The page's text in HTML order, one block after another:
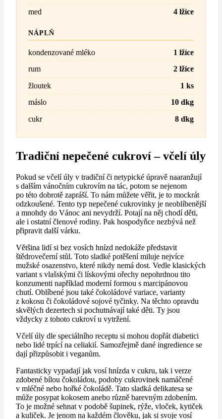
med
4 lžíce
NÁPLŇ
kondenzované mléko
1 lžíce
rum
2 lžíce
žloutek
1 ks
máslo
10 dkg
cukr
8 dkg
Tradiční nepečené cukroví – včelí úly
Pokud se včelí úly v tradiční či netypické úpravě naaranžují
s dalším vánočním cukrovím na tác, potom se nejenom
po této dobrotě zapráší. To nám můžete věřit, je to mockrát
odzkoušené. Tento typ nepečené cukrovinky je neoblíbenější
a mnohdy do Vánoc ani nevydrží. Potají na něj chodí děti,
ale i ostatní členové rodiny. Pak hospodyňce nezbývá než
připravit další várku.
Většina lidí si bez vosích hnízd nedokáže představit
štědrovečerní stůl. Toto sladké potěšení miluje nejvíce
mužské osazenstvo, které nikdy nemá dost. Vedle klasických
variant s vlašskými či lískovými ořechy nepohrdnou tito
konzumenti například moderní formou s marcipánovou
chutí. Oblíbené jsou také čokoládové variace, varianty
z kokosu či čokoládové sojové tyčinky. Na těchto opravdu
skvělých dezertech si pochutnávají také děti. Ty jsou
vždycky z tohoto cukroví u vytržení.
Včelí úly dle speciálního receptu si mohou dopřát diabetici
nebo lidé trpící na celiakií. Samozřejmě dané ingredience se
dají přizpůsobit i veganům.
Fantasticky vypadají jak vosí hnízda v cukru, tak i verze
zdobené bílou čokoládou, podoby cukrovinek namáčené
v mléčné nebo hořké čokoládě. Tato sladká delikatesa se
může posypat kokosem anebo různě barevným zdobením.
To je možné sehnat v podobě šupinek, rýže, vloček, kytiček
a kuliček. Je jenom na každém člověku, jak si svoje vosí